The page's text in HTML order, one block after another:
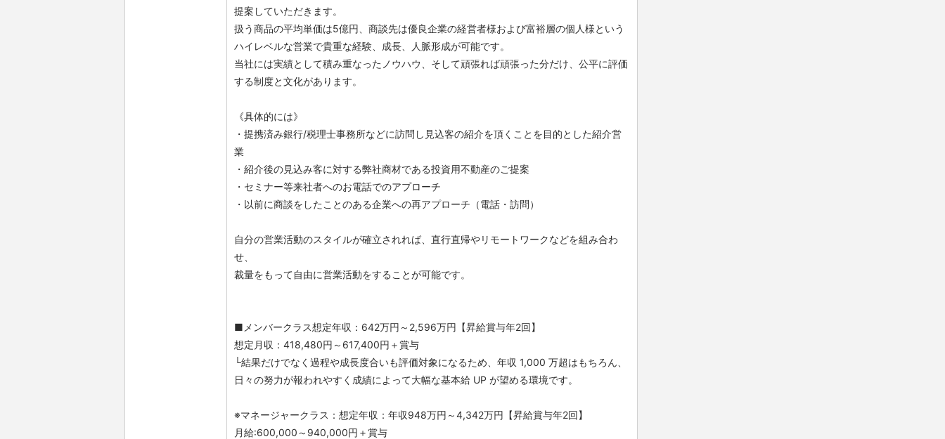
提案していただきます。
扱う商品の平均単価は5億円、商談先は優良企業の経営者様および富裕層の個人様という
ハイレベルな営業で貴重な経験、成長、人脈形成が可能です。
当社には実績として積み重なったノウハウ、そして頑張れば頑張った分だけ、公平に評価
する制度と文化があります。
《具体的には》
・提携済み銀行/税理士事務所などに訪問し見込客の紹介を頂くことを目的とした紹介営
業
・紹介後の見込み客に対する弊社商材である投資用不動産のご提案
・セミナー等来社者へのお電話でのアプローチ
・以前に商談をしたことのある企業への再アプローチ（電話・訪問）
自分の営業活動のスタイルが確立されれば、直行直帰やリモートワークなどを組み合わ
せ、
裁量をもって自由に営業活動をすることが可能です。
■メンバークラス想定年収：642万円～2,596万円【昇給賞与年2回】
想定月収：418,480円～617,400円＋賞与
└結果だけでなく過程や成長度合いも評価対象になるため、年収 1,000 万超はもちろん、
日々の努力が報われやすく成績によって大幅な基本給 UP が望める環境です。
※マネージャークラス：想定年収：年収948万円～4,342万円【昇給賞与年2回】
月給:600,000～940,000円＋賞与